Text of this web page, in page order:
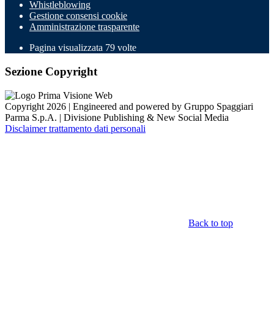
Whistleblowing
Gestione consensi cookie
Amministrazione trasparente
Pagina visualizzata 79 volte
Sezione Copyright
Copyright 2026 | Engineered and powered by Gruppo Spaggiari
Parma S.p.A. | Divisione Publishing & New Social Media
Disclaimer trattamento dati personali
Back to top